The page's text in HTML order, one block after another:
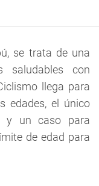
se trata de una
saludables con
llega para
edades, el único
y un caso para
de edad para